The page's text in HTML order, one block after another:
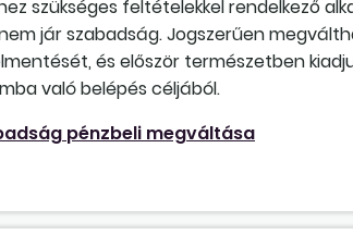
szükséges feltételekkel rendelkező
jár szabadság. Jogszerűen
és először természetben
való belépés céljából.
pénzbeli megváltása